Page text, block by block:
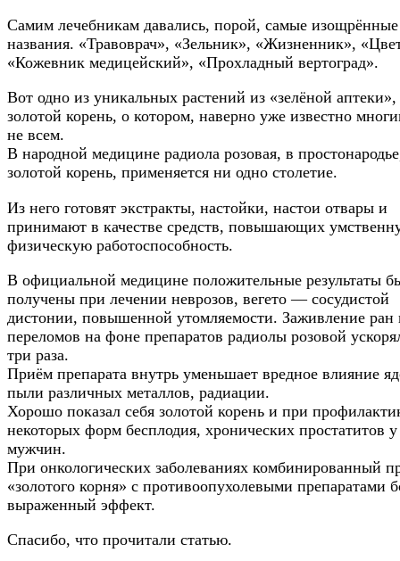
Самим лечебникам давались, порой, самые изощрённые
названия. «Травоврач», «Зельник», «Жизненник»,
«Кожевник медицейский», «Прохладный вертоград».
Вот одно из уникальных растений из «зелёной аптеки»,
золотой корень, о котором, наверно уже известно
не всем.
В народной медицине радиола розовая, в
золотой корень, применяется ни одно столетие.
Из него готовят экстракты, настойки, настои отвары и
принимают в качестве средств, повышающих
физическую работоспособность.
В официальной медицине положительные результаты
получены при лечении неврозов, вегето — сосудистой
дистонии, повышенной утомляемости. Заживление ран
переломов на фоне препаратов радиолы розовой
три раза.
Приём препарата внутрь уменьшает вредное влияние
пыли различных металлов, радиации.
Хорошо показал себя золотой корень и при
некоторых форм бесплодия, хронических простатитов у
мужчин.
При онкологических заболеваниях комбинированный
«золотого корня» с противоопухолевыми препаратами
выраженный эффект.
Спасибо, что прочитали статью.